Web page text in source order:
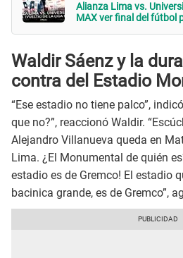
Alianza Lima vs.
MAX ver final del fútbol
Waldir Sáenz y la
contra del Estadio
“Ese estadio no tiene palco”,
que no?”, reaccionó Waldir.
Alejandro Villanueva queda en
Lima. ¿El Monumental de quién
estadio es de Gremco! El estadio
bacinica grande, es de Gremco”,